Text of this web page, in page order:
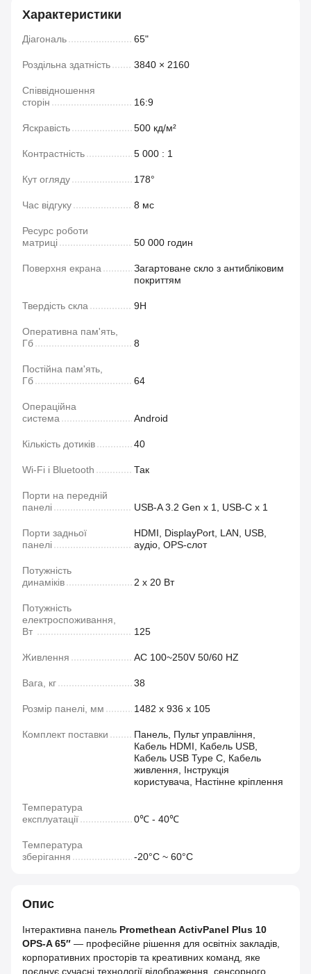
Характеристики
Діагональ 65"
Роздільна здатність 3840 × 2160
Співвідношення
сторін
16:9
Яскравість 500 кд/м²
Контрастність 5 000 : 1
Кут огляду 178°
Час відгуку 8 мс
Ресурс роботи
матриці
50 000 годин
Поверхня екрана
Загартоване скло з антибліковим
покриттям
Твердість скла 9H
Оперативна пам'ять,
Гб
8
Постійна пам'ять,
Гб
64
Операційна
система
Android
Кількість дотиків 40
Wi-Fi і Bluetooth Так
Порти на передній
панелі
USB-A 3.2 Gen x 1, USB‑C x 1
Порти задньої
панелі
HDMI, DisplayPort, LAN, USB,
аудіо, OPS‑слот
Потужність
динаміків
2 х 20 Вт
Потужність
електроспоживання,
Вт
125
Живлення AC 100~250V 50/60 HZ
Вага, кг 38
Розмір панелі, мм 1482 х 936 х 105
Комплект поставки
Панель, Пульт управління,
Кабель HDMI, Кабель USB,
Кабель USB Type C, Кабель
живлення, Інструкція
користувача, Настінне кріплення
Температура
експлуатації
0℃ - 40℃
Температура
зберігання
-20°C ~ 60°C
Опис
Інтерактивна панель Promethean ActivPanel Plus 10
OPS-A 65″ — професійне рішення для освітніх закладів,
корпоративних просторів та креативних команд, яке
поєднує сучасні технології відображення, сенсорного